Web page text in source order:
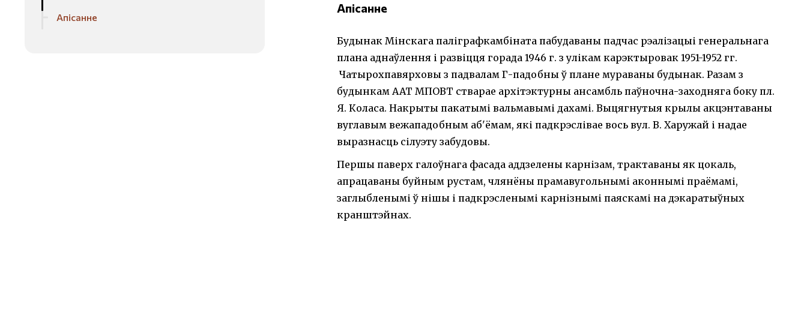
Апісанне
Апісанне
Будынак Мінскага паліграфкамбіната пабудаваны падчас рэалізацыі генеральнага
плана аднаўлення і развіцця горада 1946 г. з улікам карэктыровак 1951-1952 гг.
Чатырохпавярховы з падвалам Г-падобны ў плане мураваны будынак. Разам з
будынкам ААТ МПОВТ стварае архітэктурны ансамбль паўночна-заходняга боку пл.
Я. Коласа. Накрыты пакатымі вальмавымі дахамі. Выцягнутыя крылы акцэнтаваны
вуглавым вежападобным аб'ёмам, які падкрэслівае вось вул. В. Харужай і надае
выразнасць сілуэту забудовы.
Першы паверх галоўнага фасада аддзелены карнізам, трактаваны як цокаль,
апрацаваны буйным рустам, члянёны прамавугольнымі аконнымі праёмамі,
заглыбленымі ў нішы і падкрэсленымі карнізнымі паяскамі на дэкаратыўных
кранштэйнах.